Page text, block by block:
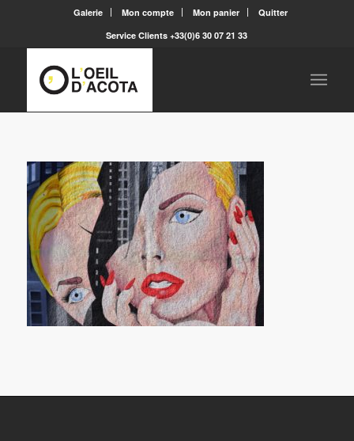
Galerie Mon compte Mon panier
Quitter
Service Clients +33(0)6 30 07 21 33